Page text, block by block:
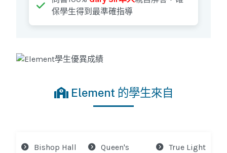
保學生得到最準確指導
Element 的學生來自
Bishop Hall
Queen's
True Light